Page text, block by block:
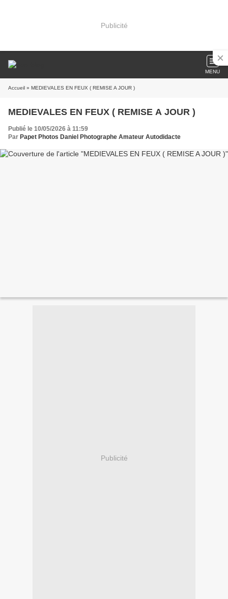
Publicité
MENU
Accueil » MEDIEVALES EN FEUX ( REMISE A JOUR )
MEDIEVALES EN FEUX ( REMISE A JOUR )
Publié le 10/05/2026 à 11:59
Par Papet Photos Daniel Photographe Amateur Autodidacte
Publicité